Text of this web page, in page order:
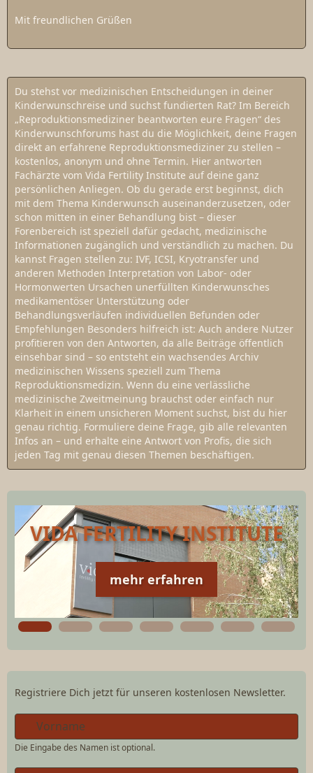
Mit freundlichen Grüßen
Du stehst vor medizinischen Entscheidungen in deiner
Kinderwunschreise und suchst fundierten Rat? Im Bereich
„Reproduktionsmediziner beantworten eure Fragen“ des
Kinderwunschforums hast du die Möglichkeit, deine Fragen
direkt an erfahrene Reproduktionsmediziner zu stellen –
kostenlos, anonym und ohne Termin. Hier antworten
Fachärzte vom Vida Fertility Institute auf deine ganz
persönlichen Anliegen. Ob du gerade erst beginnst, dich
mit dem Thema Kinderwunsch auseinanderzusetzen, oder
schon mitten in einer Behandlung bist – dieser
Forenbereich ist speziell dafür gedacht, medizinische
Informationen zugänglich und verständlich zu machen. Du
kannst Fragen stellen zu: IVF, ICSI, Kryotransfer und
anderen Methoden Interpretation von Labor- oder
Hormonwerten Ursachen unerfüllten Kinderwunsches
medikamentöser Unterstützung oder
Behandlungsverläufen individuellen Befunden oder
Empfehlungen Besonders hilfreich ist: Auch andere Nutzer
profitieren von den Antworten, da alle Beiträge öffentlich
einsehbar sind – so entsteht ein wachsendes Archiv
medizinischen Wissens speziell zum Thema
Reproduktionsmedizin. Wenn du eine verlässliche
medizinische Zweitmeinung brauchst oder einfach nur
Klarheit in einem unsicheren Moment suchst, bist du hier
genau richtig. Formuliere deine Frage, gib alle relevanten
Infos an – und erhalte eine Antwort von Profis, die sich
jeden Tag mit genau diesen Themen beschäftigen.
VIDA FERTILITY INSTITUTE
mehr erfahren
Registriere Dich jetzt für unseren kostenlosen Newsletter.
Die Eingabe des Namen ist optional.